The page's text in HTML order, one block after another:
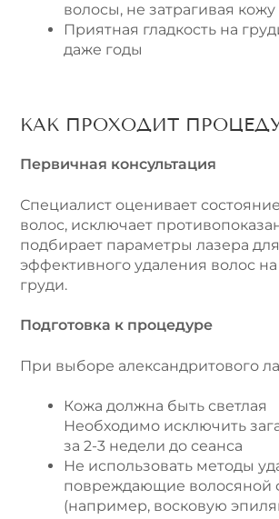
волосы, не затрагивая кожу
Приятная гладкость на
даже годы
КАК ПРОХОДИТ
Первичная консультация
Специалист оценивает
волос, исключает
подбирает параметры лазера для
эффективного удаления волос
груди.
Подготовка к процедуре
При выборе александритового
Кожа должна быть светлая
Необходимо исключить
за 2-3 недели до сеанса
Не использовать методы
повреждающие волосяной
(например, восковую